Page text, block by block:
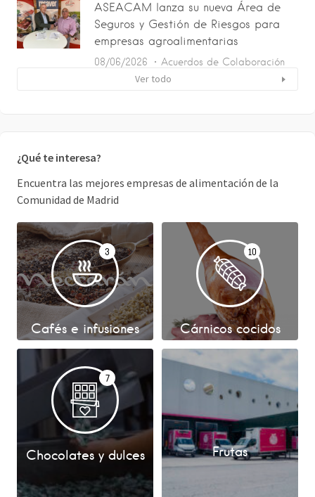
ASEACAM lanza su nueva Área de
Seguros y Gestión de Riesgos para
empresas agroalimentarias
08/06/2026 Acuerdos de Colaboración
Ver todo
¿Qué te interesa?
Encuentra las mejores empresas de alimentación de la
Comunidad de Madrid
3
Cafés e infusiones
10
Cárnicos cocidos
7
Chocolates y dulces Frutas